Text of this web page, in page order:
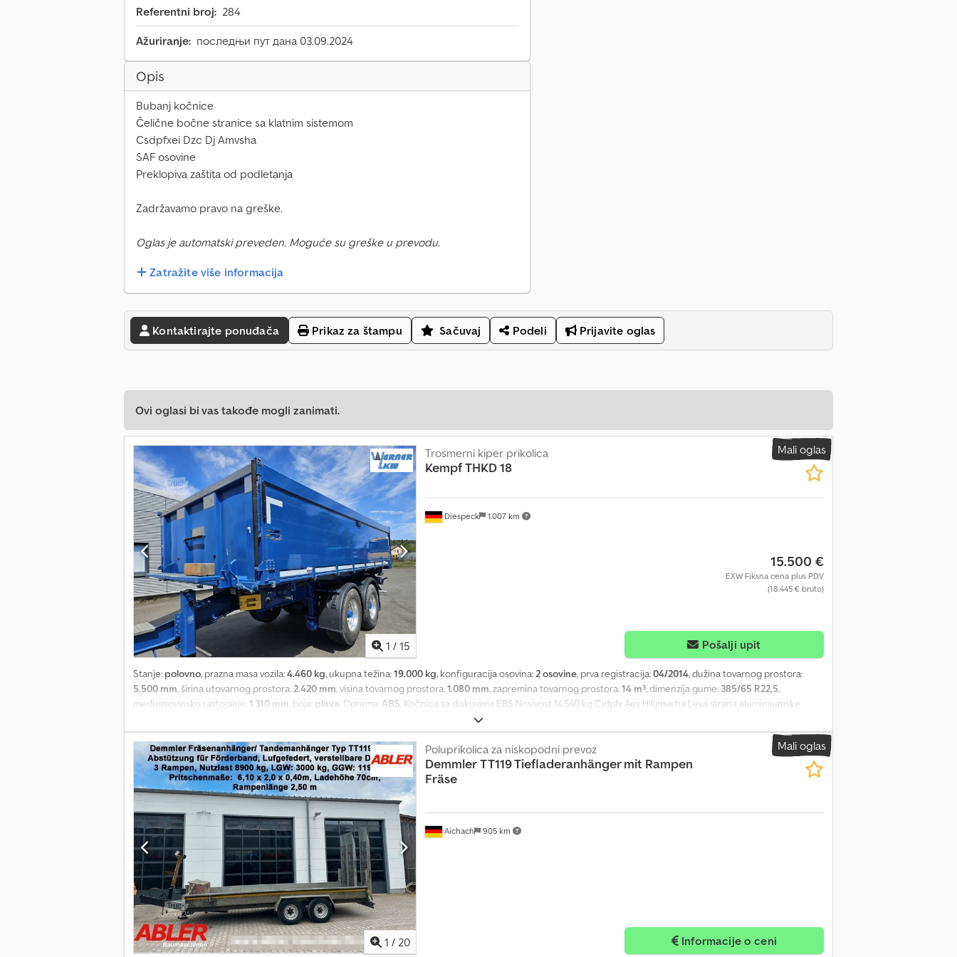
Referentni broj: 284
Ažuriranje: последњи пут дана 03.09.2024
Opis
Bubanj kočnice
Čelične bočne stranice sa klatnim sistemom
Csdpfxei Dzc Dj Amvsha
SAF osovine
Preklopiva zaštita od podletanja
Zadržavamo pravo na greške.
Oglas je automatski preveden. Moguće su greške u prevodu.
Zatražite više informacija
Kontaktirajte ponuđača Prikaz za štampu Sačuvaj Podeli Prijavite oglas
Ovi oglasi bi vas takođe mogli zanimati.
Mali oglas
1 / 15
Diespeck 1.007 km
Trosmerni kiper prikolica
KempfTHKD 18
15.500 €
EXW Fiksna cena plus PDV
(18.445 € bruto)
Pošalji upit
Stanje: polovno, prazna masa vozila:4.460 kg, ukupna težina:19.000 kg, konfiguracija osovina:2 osovine, prva registracija:04/2014, dužina tovarnog prostora:
5.500 mm, širina utovarnog prostora:2.420 mm, visina tovarnog prostora:1.080 mm, zapremina tovarnog prostora:14 m³, dimenzija gume: 385/65 R22,5,
međuosovinsko rastojanje:1.310 mm, boja: plava, Oprema: ABS, Kočnica sa diskovima EBS Nosivost 14.540 kg Cjdpfx Aey Hilijmveha Leva strana aluminijumske
stranice klatna i preklopna sa pomoći za podizanje – desna klatna i preklopna Zadnja strana klatna i vrata koja se otvaraju na desnu stranu Preklopna zaštita od
podilaženja BPW osovine Alcoa aluminijumske felne Uređaj za podizanje i spuštanje Zadržavamo pravo na greške
Mali oglas
1 / 20
Aichach 905 km
Poluprikolica za niskopodni prevoz
DemmlerTT119 Tiefladeranhänger mit Rampen
Fräse
Informacije o ceni